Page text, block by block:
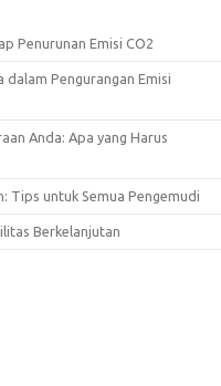
Penurunan Emisi CO2
Pengurangan Emisi
Anda: Apa yang Harus
Tips untuk Semua Pengemudi
Berkelanjutan